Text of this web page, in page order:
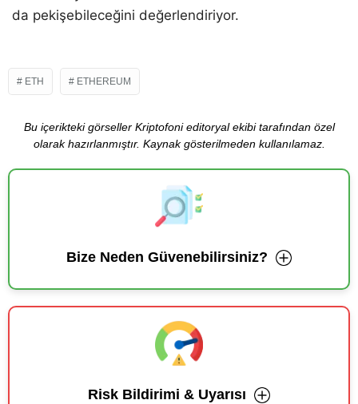
da pekişebileceğini değerlendiriyor.
ETH ETHEREUM
Bu içerikteki görseller Kriptofoni editoryal ekibi tarafından özel
olarak hazırlanmıştır. Kaynak gösterilmeden kullanılamaz.
Bize Neden Güvenebilirsiniz?
Risk Bildirimi & Uyarısı